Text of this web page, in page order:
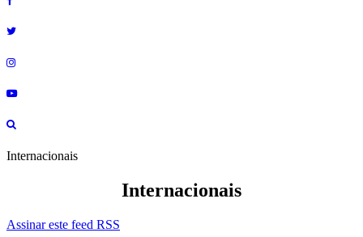
Internacionais
Internacionais
Assinar este feed RSS